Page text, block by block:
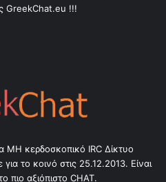
GreekChat.eu !!!
ΜΗ κερδοσκοπικό IRC Δίκτυο
το κοινό στις 25.12.2013. Είναι
πιο αξιόπιστο CHAT.